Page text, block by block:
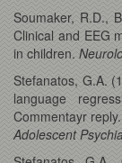
Soumaker, R.D.,
Clinical and EEG
in children.
Stefanatos, G.A.
language
Commentayr reply.
Adolescent